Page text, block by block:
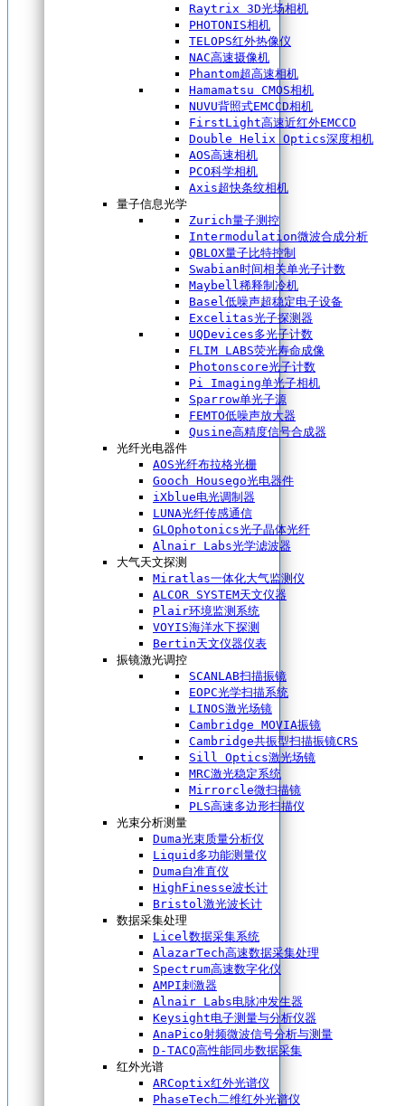
Raytrix 3D光场相机
PHOTONIS相机
TELOPS红外热像仪
NAC高速摄像机
Phantom超高速相机
Hamamatsu CMOS相机
NUVU背照式EMCCD相机
FirstLight高速近红外EMCCD
Double Helix Optics深度相机
AOS高速相机
PCO科学相机
Axis超快条纹相机
量子信息光学
Zurich量子测控
Intermodulation微波合成分析
QBLOX量子比特控制
Swabian时间相关单光子计数
Maybell稀释制冷机
Basel低噪声超稳定电子设备
Excelitas光子探测器
UQDevices多光子计数
FLIM LABS荧光寿命成像
Photonscore光子计数
Pi Imaging单光子相机
Sparrow单光子源
FEMTO低噪声放大器
Qusine高精度信号合成器
光纤光电器件
AOS光纤布拉格光栅
Gooch Housego光电器件
iXblue电光调制器
LUNA光纤传感通信
GLOphotonics光子晶体光纤
Alnair Labs光学滤波器
大气天文探测
Miratlas一体化大气监测仪
ALCOR SYSTEM天文仪器
Plair环境监测系统
VOYIS海洋水下探测
Bertin天文仪器仪表
振镜激光调控
SCANLAB扫描振镜
EOPC光学扫描系统
LINOS激光场镜
Cambridge MOVIA振镜
Cambridge共振型扫描振镜CRS
Sill Optics激光场镜
MRC激光稳定系统
Mirrorcle微扫描镜
PLS高速多边形扫描仪
光束分析测量
Duma光束质量分析仪
Liquid多功能测量仪
Duma自准直仪
HighFinesse波长计
Bristol激光波长计
数据采集处理
Licel数据采集系统
AlazarTech高速数据采集处理
Spectrum高速数字化仪
AMPI刺激器
Alnair Labs电脉冲发生器
Keysight电子测量与分析仪器
AnaPico射频微波信号分析与测量
D-TACQ高性能同步数据采集
红外光谱
ARCoptix红外光谱仪
PhaseTech二维红外光谱仪